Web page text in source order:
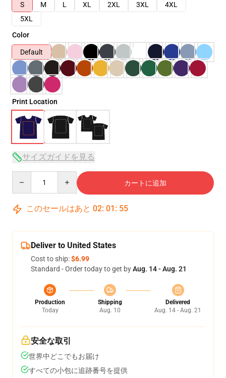
S
M L XL 2XL 3XL
4XL
5XL
Color
Default
Print Location
サイズガイドを見る
カートに追加
このセールはあと 02: 01 : 54
Deliver to United States
Cost to ship:$6.99
Standard - Order today to get byAug. 14 - Aug. 21
Production
Today
Shipping
Aug. 10
Delivered
Aug. 14 - Aug. 21
安全な取引
世界中どこでもお届け
すべての小包に追跡番号を提供